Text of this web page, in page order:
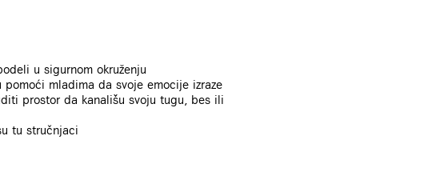
u sigurnom okruženju
mladima da svoje emocije izraze
prostor da kanališu svoju tugu, bes ili
tu stručnjaci